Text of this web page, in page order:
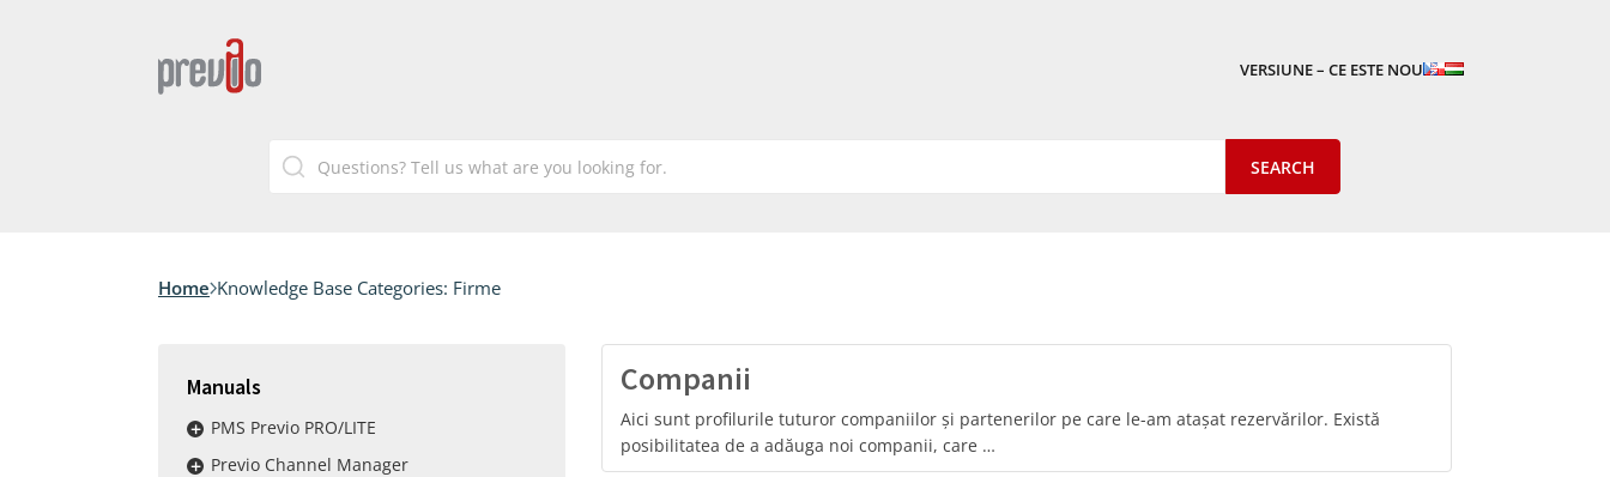
VERSIUNE – CE ESTE NOU
Home Knowledge Base Categories: Firme
Manuals
PMS Previo PRO/LITE
Previo Channel Manager
Companii
Aici sunt profilurile tuturor companiilor și partenerilor pe care le-am atașat rezervărilor. Există
posibilitatea de a adăuga noi companii, care …